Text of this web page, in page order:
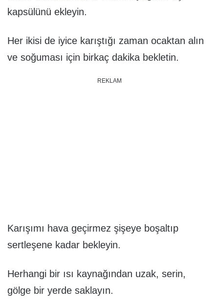
kapsülünü ekleyin.
Her ikisi de iyice karıştığı zaman ocaktan alın
ve soğuması için birkaç dakika bekletin.
REKLAM
Karışımı hava geçirmez şişeye boşaltıp
sertleşene kadar bekleyin.
Herhangi bir ısı kaynağından uzak, serin,
gölge bir yerde saklayın.